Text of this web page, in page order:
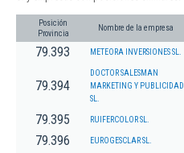
Posición
Provincia
Nombre de la empresa
79.393 METEORA INVERSIONES SL.
79.394
DOCTOR SALESMAN
MARKETING Y PUBLICIDAD
SL.
79.395 RUIFERCOLOR SL.
79.396 EUROGESCLAR SL.